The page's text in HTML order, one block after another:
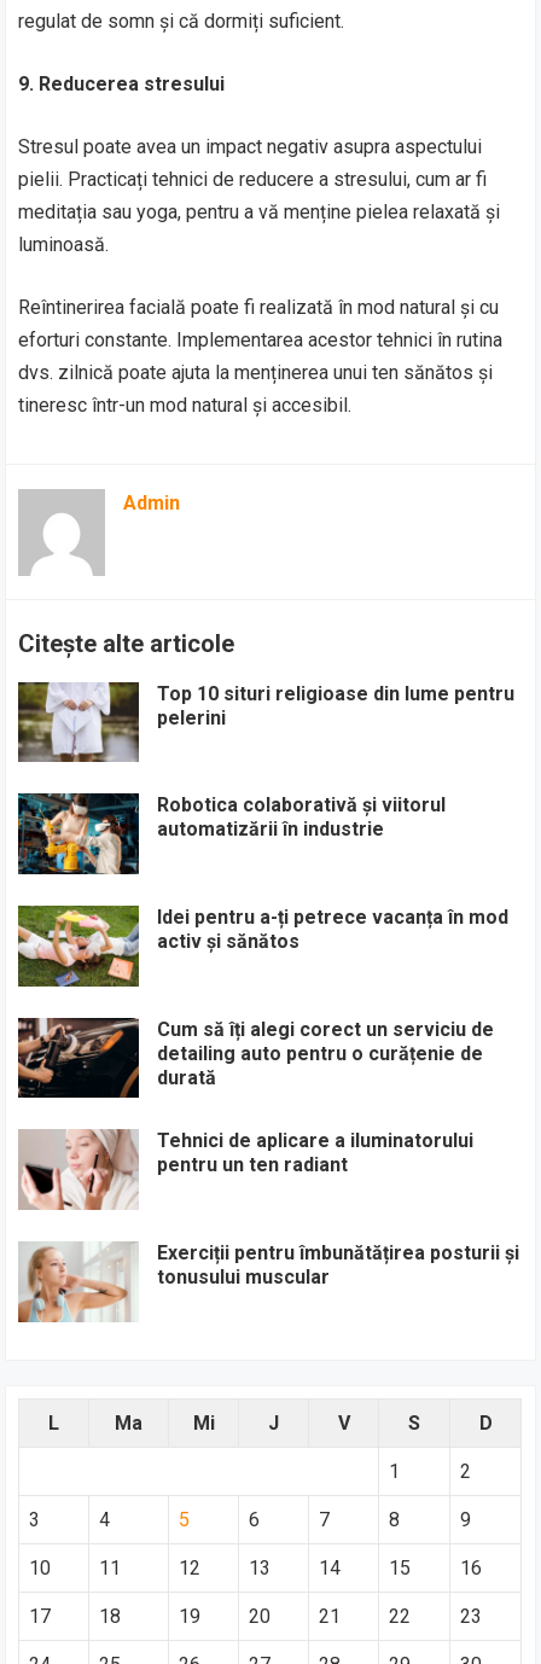
regulat de somn și că dormiți suficient.
9. Reducerea stresului
Stresul poate avea un impact negativ asupra aspectului
pielii. Practicați tehnici de reducere a stresului, cum ar fi
meditația sau yoga, pentru a vă menține pielea relaxată și
luminoasă.
Reîntinerirea facială poate fi realizată în mod natural și cu
eforturi constante. Implementarea acestor tehnici în rutina
dvs. zilnică poate ajuta la menținerea unui ten sănătos și
tineresc într-un mod natural și accesibil.
Admin
Citește alte articole
Top 10 situri religioase din lume pentru
pelerini
Robotica colaborativă și viitorul
automatizării în industrie
Idei pentru a-ți petrece vacanța în mod
activ și sănătos
Cum să îți alegi corect un serviciu de
detailing auto pentru o curățenie de
durată
Tehnici de aplicare a iluminatorului
pentru un ten radiant
Exerciții pentru îmbunătățirea posturii și
tonusului muscular
L Ma Mi J V S D
1 2
3 4 5 6 7 8 9
10 11 12 13 14 15 16
17 18 19 20 21 22 23